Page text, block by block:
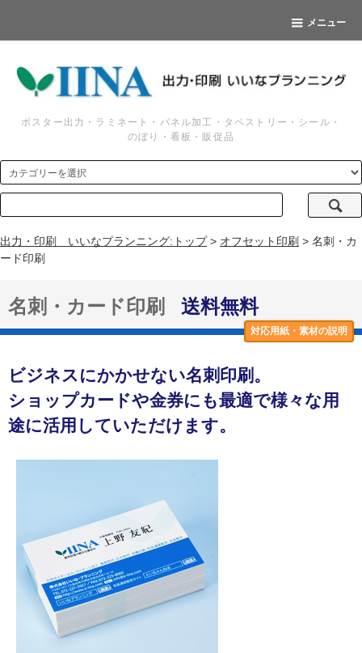
メニュー
ポスター出力・ラミネート・パネル加工・タペストリー・シール・
のぼり・看板・販促品
出力・印刷 いいなプランニング:トップ> オフセット印刷 > 名刺・カ
ード印刷
名刺・カード印刷 送料無料
対応用紙・素材の説明
ビジネスにかかせない名刺印刷。
ショップカードや金券にも最適で様々な用
途に活用していただけます。